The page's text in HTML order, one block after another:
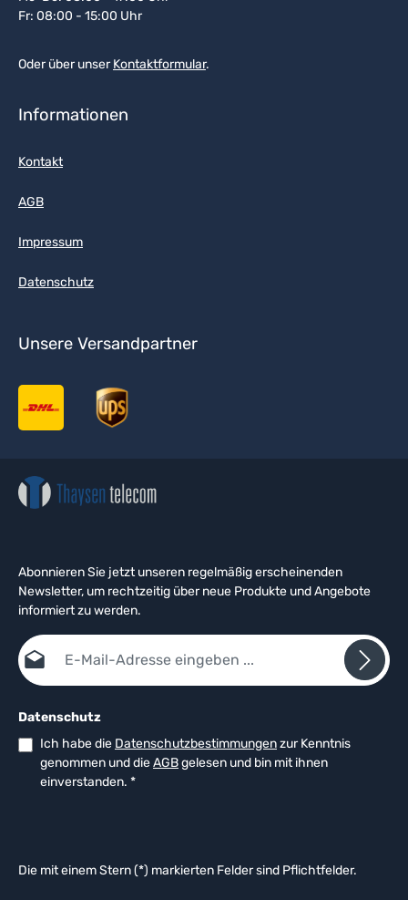
Fr: 08:00 - 15:00 Uhr
Oder über unserKontaktformular.
Informationen
Kontakt
AGB
Impressum
Datenschutz
Unsere Versandpartner
Abonnieren Sie jetzt unseren regelmäßig erscheinenden
Newsletter, um rechtzeitig über neue Produkte und Angebote
informiert zu werden.
E-Mail-Adresse*
Datenschutz
Ich habe die Datenschutzbestimmungenzur Kenntnis
genommen und dieAGBgelesen und bin mit ihnen
einverstanden. *
Die mit einem Stern (*) markierten Felder sind Pflichtfelder.